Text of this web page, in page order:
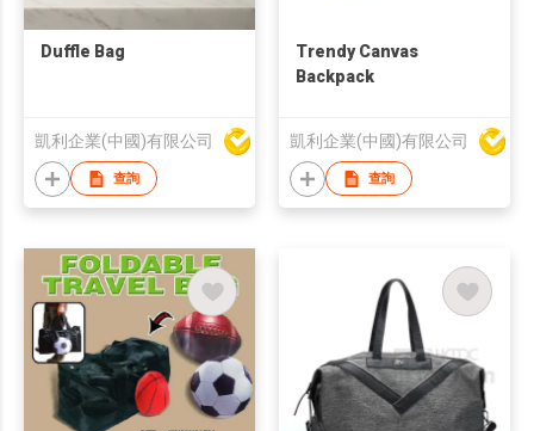
Duffle Bag
凱利企業(中國)有限公司
查詢
Trendy Canvas
Backpack
凱利企業(中國)有限公司
查詢